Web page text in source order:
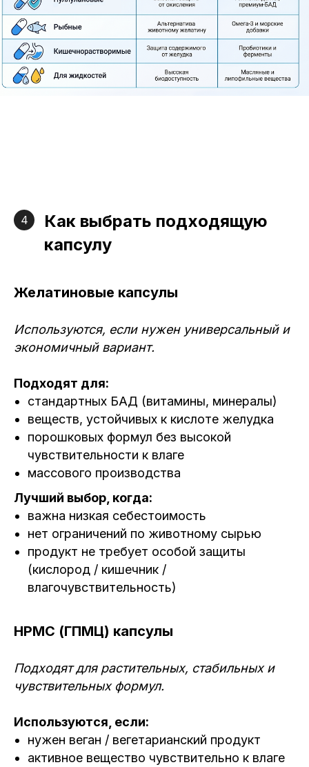
4
Как выбрать подходящую
капсулу
Желатиновые капсулы
Используются, если нужен универсальный и
экономичный вариант.
Подходят для:
стандартных БАД (витамины, минералы)
веществ, устойчивых к кислоте желудка
порошковых формул без высокой
чувствительности к влаге
массового производства
Лучший выбор, когда:
важна низкая себестоимость
нет ограничений по животному сырью
продукт не требует особой защиты
(кислород / кишечник /
влагочувствительность)
HPMC (ГПМЦ) капсулы
Подходят для растительных, стабильных и
чувствительных формул.
Используются, если:
нужен веган / вегетарианский продукт
активное вещество чувствительно к влаге